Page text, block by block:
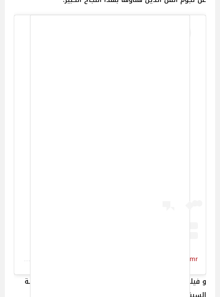
و فيلم الدشاش بمثابة عودة للفنان محمد سعد إلى شاشة